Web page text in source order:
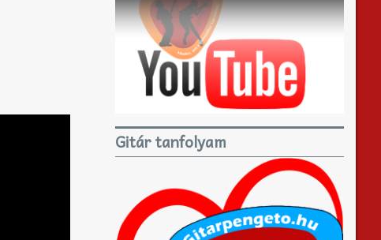
Gitár tanfolyam